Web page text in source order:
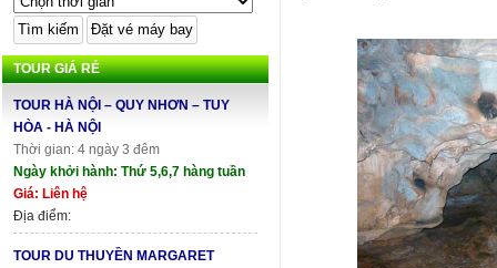
TOUR GIÁ RẺ
TOUR HÀ NỘI – QUY NHƠN – TUY
HÒA - HÀ NỘI
Thời gian: 4 ngày 3 đêm
Ngày khởi hành: Thứ 5,6,7 hàng tuần
Giá: Liên hệ
Địa điểm:
TOUR DU THUYỀN MARGARET